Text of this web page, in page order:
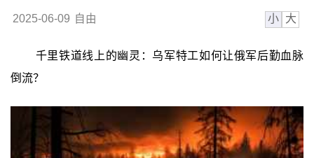
2025-06-09 自由 小 大
千里铁道线上的幽灵：乌军特工如何让俄军后勤血脉
倒流？